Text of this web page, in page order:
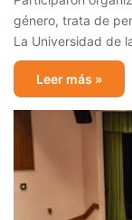
género, trata de
La Universidad de
Leer más »